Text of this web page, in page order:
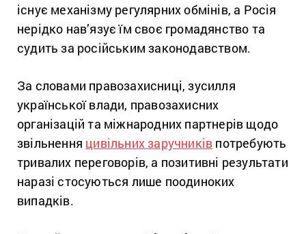
існує механізму регулярних обмінів, а Росія
нерідко нав’язує їм своє громадянство та
судить за російським законодавством.
За словами правозахисниці, зусилля
української влади, правозахисних
організацій та міжнародних партнерів щодо
звільнення цивільних заручників потребують
тривалих переговорів, а позитивні результати
наразі стосуються лише поодиноких
випадків.